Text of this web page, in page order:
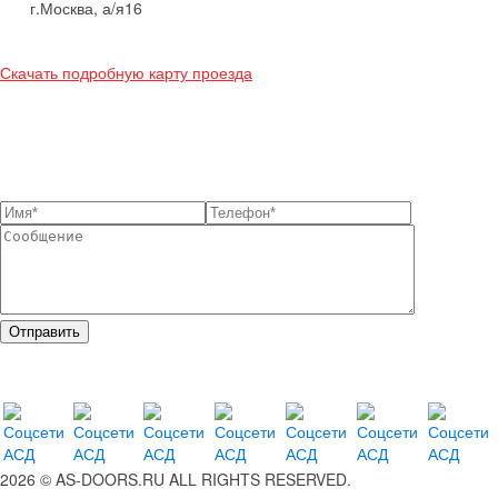
г.Москва, а/я16
Скачать подробную карту проезда
2026 © AS-DOORS.RU ALL RIGHTS RESERVED.